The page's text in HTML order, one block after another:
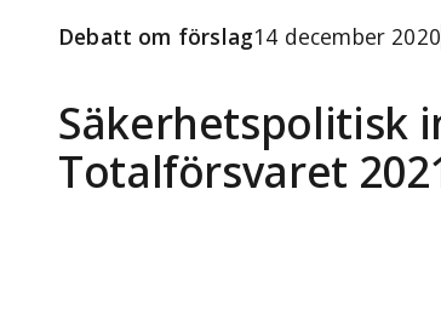
Säkerhetspolitisk
Totalförsvaret
Debatt om förslag14 december 2020